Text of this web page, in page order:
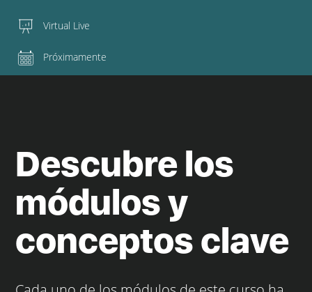
Virtual Live
Próximamente
Descubre los
módulos y
conceptos clave